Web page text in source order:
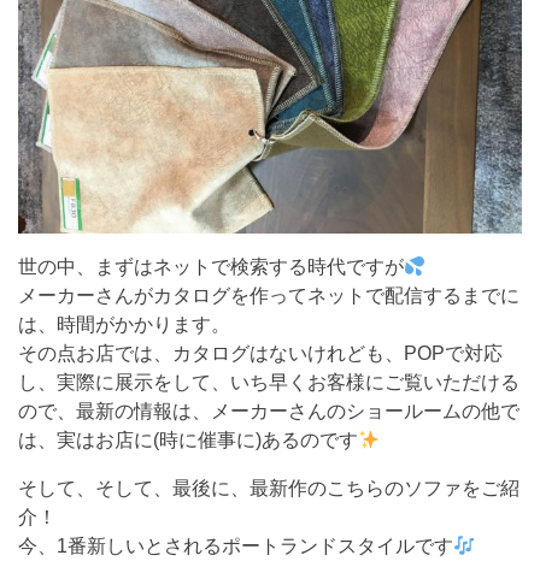
世の中、まずはネットで検索する時代ですが
メーカーさんがカタログを作ってネットで配信するまでに
は、時間がかかります。
その点お店では、カタログはないけれども、POPで対応
し、実際に展示をして、いち早くお客様にご覧いただける
ので、最新の情報は、メーカーさんのショールームの他で
は、実はお店に(時に催事に)あるのです
そして、そして、最後に、最新作のこちらのソファをご紹
介！
今、1番新しいとされるポートランドスタイルです